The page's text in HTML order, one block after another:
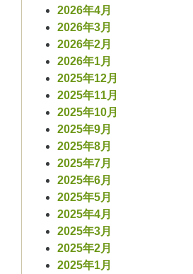
2026年4月
2026年3月
2026年2月
2026年1月
2025年12月
2025年11月
2025年10月
2025年9月
2025年8月
2025年7月
2025年6月
2025年5月
2025年4月
2025年3月
2025年2月
2025年1月